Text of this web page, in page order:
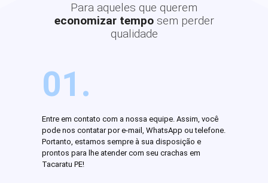
Para aqueles que querem
economizar tempo sem perder
qualidade
01.
Entre em contato com a nossa equipe. Assim, você
pode nos contatar por e-mail, WhatsApp ou telefone.
Portanto, estamos sempre à sua disposição e
prontos para lhe atender com seu crachas em
Tacaratu PE!